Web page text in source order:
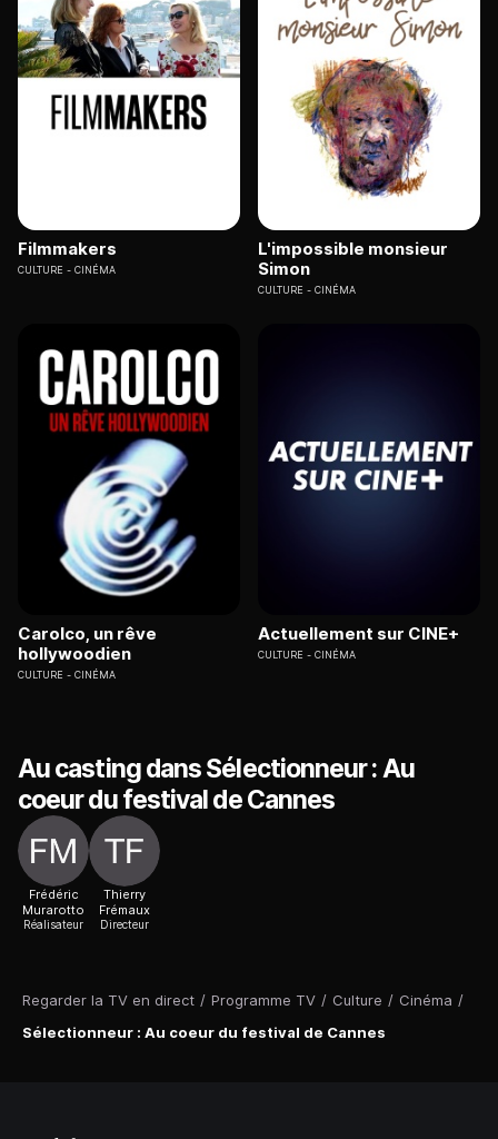
Regarder la TV en direct / Programme TV / Culture / Cinéma /
Sélectionneur : Au coeur du festival de Cannes
Filmmakers
CULTURE CINÉMA
L'impossible monsieur
Simon
CULTURE CINÉMA
Carolco, un rêve
hollywoodien
CULTURE CINÉMA
Actuellement sur CINE+
CULTURE CINÉMA
Au casting dans Sélectionneur : Au
coeur du festival de Cannes
Frédéric
Murarotto
Réalisateur
Thierry
Frémaux
Directeur